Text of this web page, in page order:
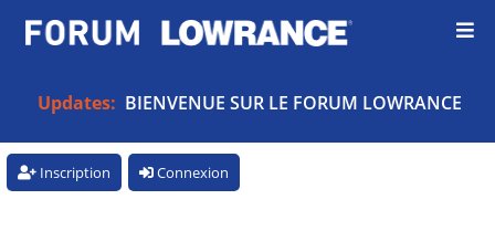
Updates: BIENVENUE SUR LE FORUM LOWRANCE
Inscription Connexion